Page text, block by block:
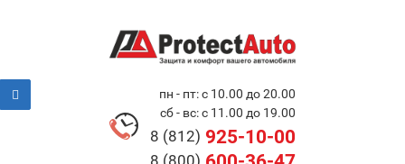
пн - пт: с 10.00 до 20.00
сб - вс: с 11.00 до 19.00
8 (812) 925-10-00
8 (800)